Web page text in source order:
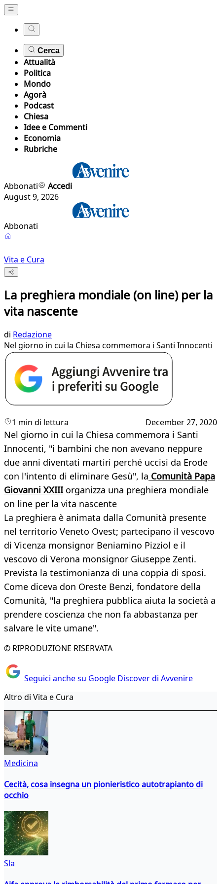
Cerca
Attualità
Politica
Mondo
Agorà
Podcast
Chiesa
Idee e Commenti
Economia
Rubriche
Abbonati
Accedi
August 9, 2026
Abbonati
Vita e Cura
La preghiera mondiale (on line) per la
vita nascente
di Redazione
Nel giorno in cui la Chiesa commemora i Santi Innocenti
1 min di lettura December 27, 2020
Nel giorno in cui la Chiesa commemora i Santi
Innocenti, "i bambini che non avevano neppure
due anni diventati martiri perché uccisi da Erode
con l'intento di eliminare Gesù", la Comunità Papa
Giovanni XXIIIorganizza una preghiera mondiale
on line per la vita nascente
La preghiera è animata dalla Comunità presente
nel territorio Veneto Ovest; partecipano il vescovo
di Vicenza monsignor Beniamino Pizziol e il
vescovo di Verona monsignor Giuseppe Zenti.
Prevista la testimonianza di una coppia di sposi.
Come diceva don Oreste Benzi, fondatore della
Comunità, "la preghiera pubblica aiuta la società a
prendere coscienza che non fa abbastanza per
salvare le vite umane".
© RIPRODUZIONE RISERVATA
Seguici anche su Google Discover di Avvenire
Altro di Vita e Cura
Medicina
Cecità, cosa insegna un pionieristico autotrapianto di
occhio
Sla